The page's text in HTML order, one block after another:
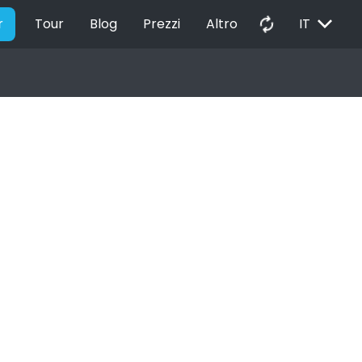
Tour Blog Prezzi Altro autorenew IT EXPAND_MORE